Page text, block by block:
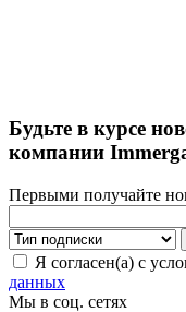
Будьте в курсе
компании
Первыми получайте
Я согласен(а) с
данных
Мы в соц. сетях